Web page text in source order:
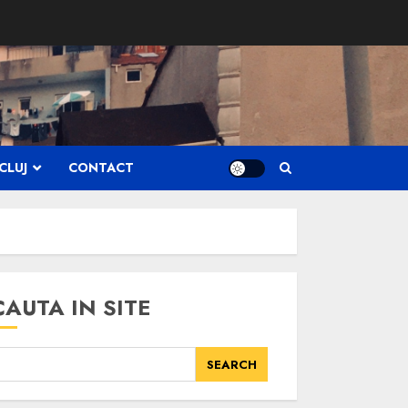
CONTACT
IN SITE
SEARCH